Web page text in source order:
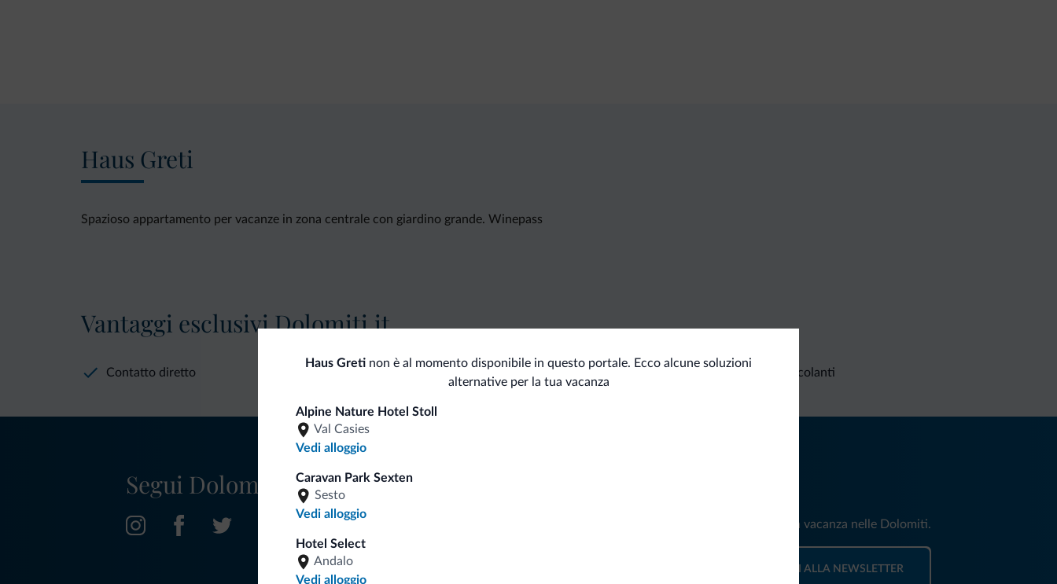
Haus Greti
Spazioso appartamento per vacanze in zona centrale con giardino grande. Winepass
Haus Greti non è al momento disponibile in questo portale. Ecco alcune soluzioni
alternative per la tua vacanza
Alpine Nature Hotel Stoll
Val Casies
Vedi alloggio
Caravan Park Sexten
Sesto
Vedi alloggio
Hotel Select
Andalo
Vedi alloggio
Vantaggi esclusivi Dolomiti.it
Contatto diretto Tariffe vantaggiose Richieste non vincolanti
Segui Dolomiti.it
Riceverai informazioni, offerte esclusive e news per la tua vacanza nelle Dolomiti.
ISCRIVITI ALLA NEWSLETTER